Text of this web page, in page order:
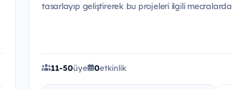
tasarlayıp geliştirerek bu projeleri ilgili mecralarda
11-50üye 0etkinlik